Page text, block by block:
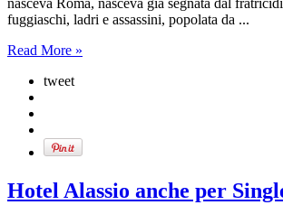
nasceva Roma, nasceva già segnata dal
fuggiaschi, ladri e assassini, popolata da ...
Read More »
tweet
Hotel Alassio anche per